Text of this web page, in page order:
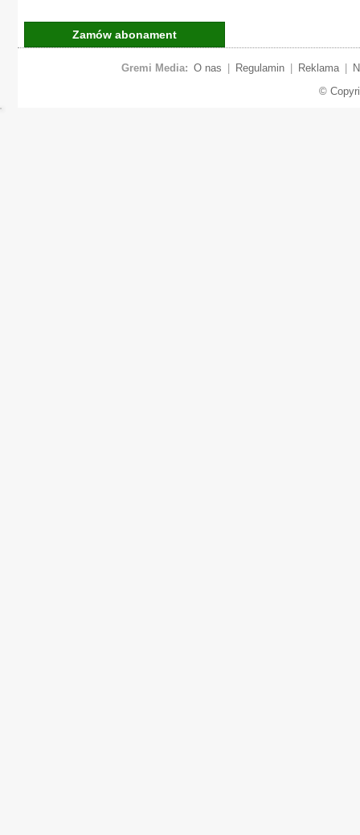
Zamów abonament
Gremi Media: O nas Regulamin Reklama
©